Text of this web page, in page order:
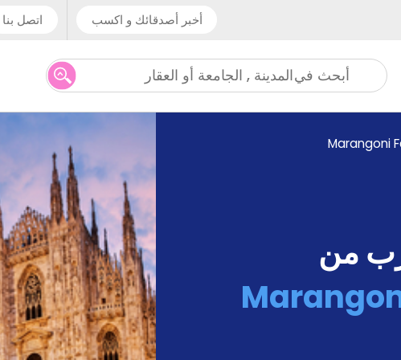
أخبر أصدقائك و اكسب اتصل بنا
أبحث فيالمدينة , الجامعة أو العقار
Marangoni
من